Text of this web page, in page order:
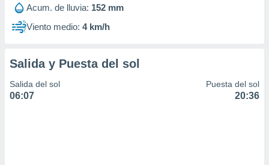
Acum. de lluvia: 152 mm
Viento medio: 4 km/h
Salida y Puesta del sol
Salida del sol
06:07
Puesta del sol
20:36